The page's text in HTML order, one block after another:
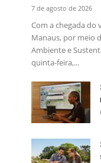
7 de agosto de 2026
Com a chegada do
Manaus, por meio
Ambiente e
quinta-feira,...